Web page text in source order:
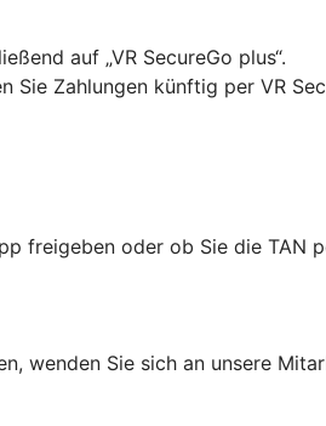
auf „VR SecureGo plus“.
Sie Zahlungen künftig per VR
freigeben oder ob Sie die TAN
wenden Sie sich an unsere